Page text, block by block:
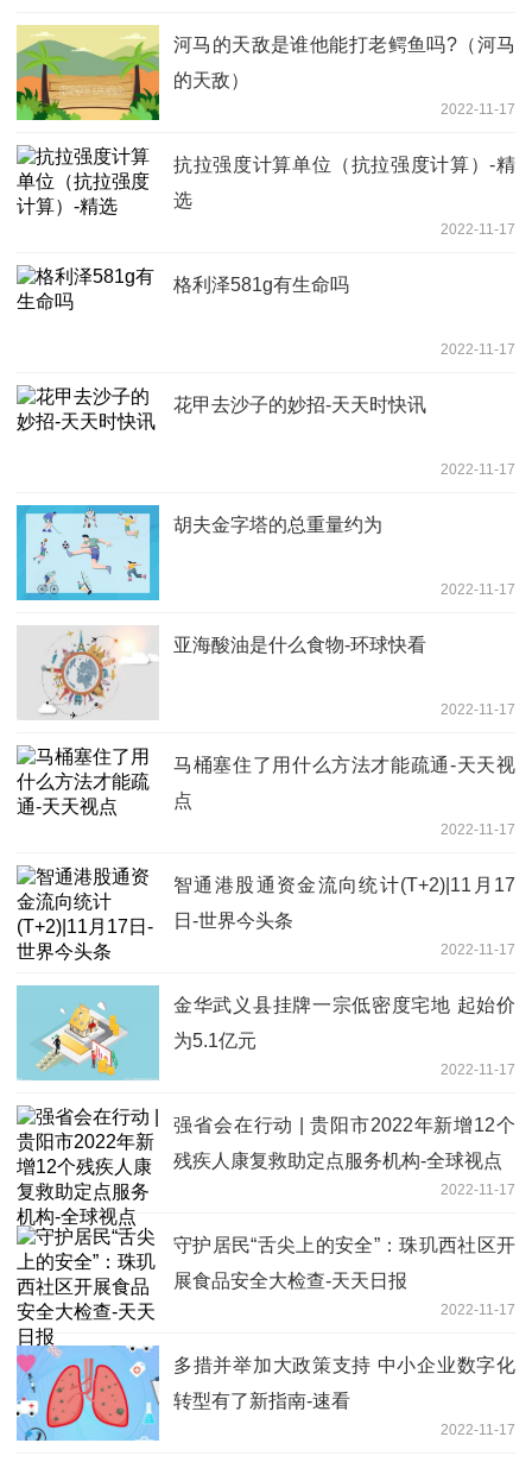
河马的天敌是谁他能打老鳄鱼吗?（河马
的天敌）
2022-11-17
抗拉强度计算单位（抗拉强度计算）-精
选
2022-11-17
格利泽581g有生命吗
2022-11-17
花甲去沙子的妙招-天天时快讯
2022-11-17
胡夫金字塔的总重量约为
2022-11-17
亚海酸油是什么食物-环球快看
2022-11-17
马桶塞住了用什么方法才能疏通-天天视
点
2022-11-17
智通港股通资金流向统计(T+2)|11月17
日-世界今头条
2022-11-17
金华武义县挂牌一宗低密度宅地 起始价
为5.1亿元
2022-11-17
强省会在行动 | 贵阳市2022年新增12个
残疾人康复救助定点服务机构-全球视点
2022-11-17
守护居民“舌尖上的安全”：珠玑西社区开
展食品安全大检查-天天日报
2022-11-17
多措并举加大政策支持 中小企业数字化
转型有了新指南-速看
2022-11-17